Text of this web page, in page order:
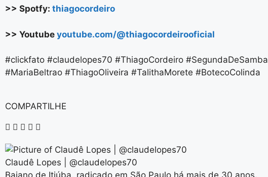
>> Spotfy: thiagocordeiro
>> Youtube youtube.com/@thiagocordeirooficial
#clickfato #claudelopes70 #ThiagoCordeiro #SegundaDeSamba
#MariaBeltrao #ThiagoOliveira #TalithaMorete #BotecoColinda
COMPARTILHE
Claudê Lopes | @claudelopes70
Baiano de Itiúba, radicado em São Paulo há mais de 30 anos.